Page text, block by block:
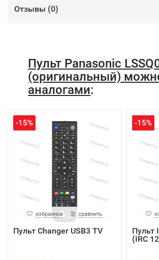
Отзывы (0)
Пульт Panasonic
(оригинальный)
аналогами:
-15%
избранное сравнить
Пульт Changer USB3 TV
-15%
Пульт
(IRC